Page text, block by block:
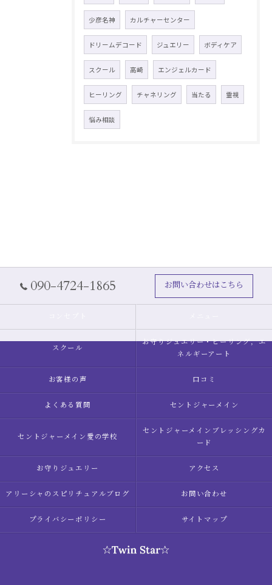
少彦名神 カルチャーセンター
ドリームデコード ジュエリー ボディケア
スクール 高崎 エンジェルカード
ヒーリング チャネリング 当たる 霊視
悩み相談
090-4724-1865 お問い合わせはこちら
スクール
お守りジュエリー・ヒーリング，エ
ネルギーアート
お客様の声 口コミ
よくある質問 セントジャーメイン
セントジャーメイン愛の学校
セントジャーメインブレッシングカ
ード
お守りジュエリー アクセス
アリーシャのスピリチュアルブログ お問い合わせ
プライバシーポリシー サイトマップ